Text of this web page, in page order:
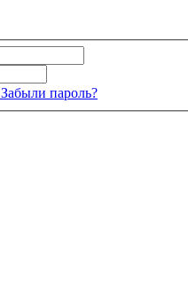
Забыли пароль?